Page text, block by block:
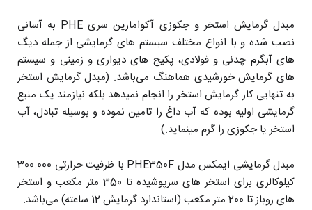
مبدل گرمایش استخر و جکوزی آکوامارین سری PHE به آسانی
نصب شده و با انواع مختلف سیستم های گرمایشی از جمله دیگ
های آبگرم چدنی و فولادی، پکیج های دیواری و زمینی و سیستم
های گرمایش خورشیدی هماهنگ می‌باشد. (مبدل گرمایش استخر
به تنهایی کار گرمایش استخر را انجام نمیدهد بلکه نیازمند یک منبع
گرمایشی اولیه بوده که آب داغ را تامین نموده و بوسیله تبادل، آب
استخر یا جکوزی را گرم مینماید.)
مبدل گرمایشی ایمکس مدل PHE350F با ظرفیت حرارتی 300.000
کیلوکالری برای استخر های سرپوشیده تا 350 متر مکعب و استخر
های روباز تا 200 متر مکعب (استاندارد گرمایش 12 ساعته) می‌باشد.